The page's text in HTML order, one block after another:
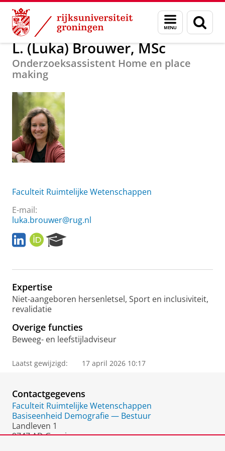
Skip
Content
Skip
Navigation
Menu
en
zoeken
Over ons L. (Luka) Brouwer, MSc
L. (Luka) Brouwer, MSc
Onderzoeksassistent Home en place
making
Faculteit Ruimtelijke Wetenschappen
E-mail:
luka.brouwer@rug.nl
L
i
k
d
i
n
O
R
I
e
c
o
r
l
Expertise
Niet-aangeboren hersenletsel, Sport en inclusiviteit,
revalidatie
Overige functies
Beweeg- en leefstijladviseur
Laatst gewijzigd: 17 april 2026 10:17
Contactgegevens
Faculteit Ruimtelijke Wetenschappen
Basiseenheid Demografie — Bestuur
Landleven 1
9747 AD Groningen